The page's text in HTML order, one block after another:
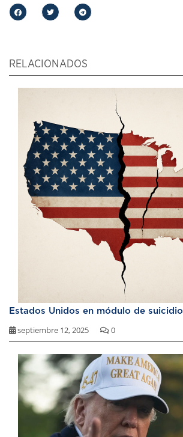
RELACIONADOS
Estados Unidos en módulo de suicidio
septiembre 12, 2025 0